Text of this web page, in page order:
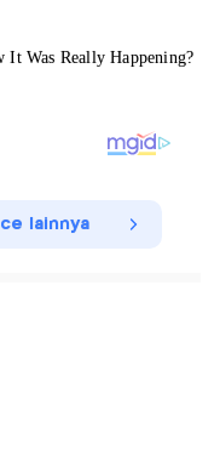
lainnya